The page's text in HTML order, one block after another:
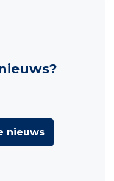
nieuws